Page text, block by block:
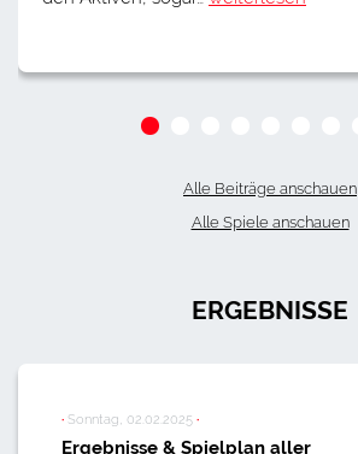
Alle Beiträge anschauen
Alle Spiele anschauen
ERGEBNISSE
· Sonntag, 02.02.2025 ·
Ergebnisse & Spielplan aller